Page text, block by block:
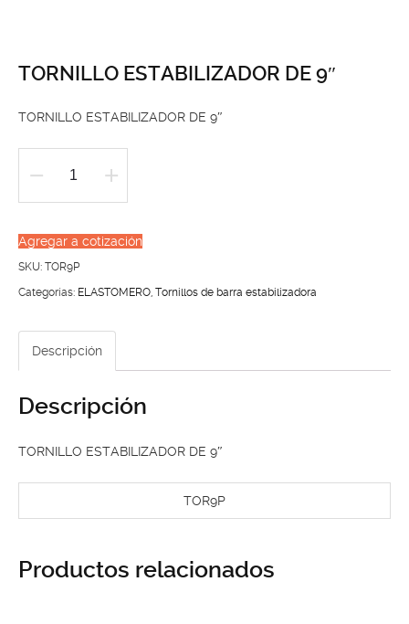
TORNILLO ESTABILIZADOR DE 9″
TORNILLO ESTABILIZADOR DE 9″
TORNILLO
DE
9"
cantidad
Agregar a cotización
SKU: TOR9P
Categorías: ELASTOMERO, Tornillos de barra estabilizadora
Descripción
Descripción
TORNILLO ESTABILIZADOR DE 9″
TOR9P
Productos relacionados